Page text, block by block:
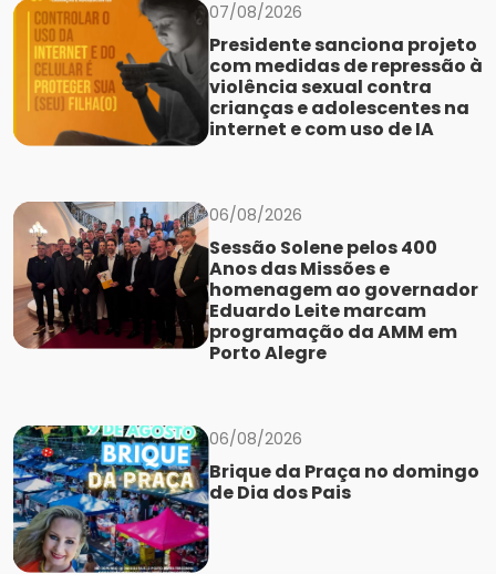
07/08/2026
Presidente sanciona projeto
com medidas de repressão à
violência sexual contra
crianças e adolescentes na
internet e com uso de IA
06/08/2026
Sessão Solene pelos 400
Anos das Missões e
homenagem ao governador
Eduardo Leite marcam
programação da AMM em
Porto Alegre
06/08/2026
Brique da Praça no domingo
de Dia dos Pais